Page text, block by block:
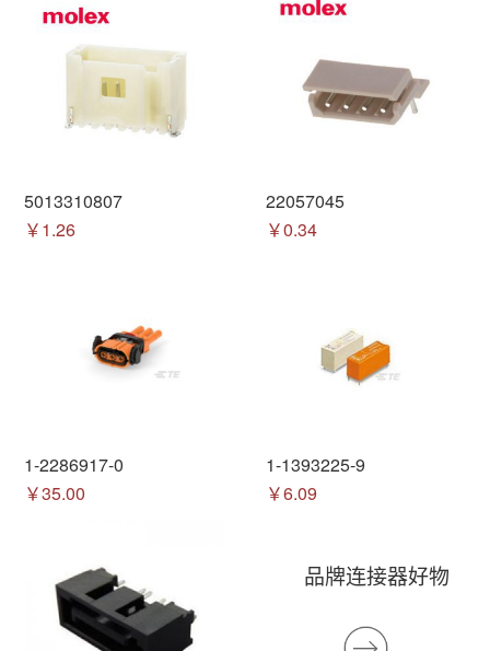
5013310807
￥1.26
22057045
￥0.34
1-2286917-0
￥35.00
1-1393225-9
￥6.09
品牌连接器好物